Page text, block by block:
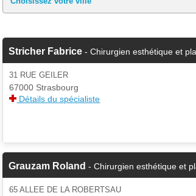
Stricher Fabrice - Chirurgien esthétique et
Cette fiche est la propriété
d'un membre.
Si vous êtes ce membre, mettez à
jour ces informations sur votre
31 RUE GEILER
67000 Strasbourg
Détails du spécialiste
Grauzam Roland - Chirurgien esthétique et
65 ALLEE DE LA ROBERTSAU